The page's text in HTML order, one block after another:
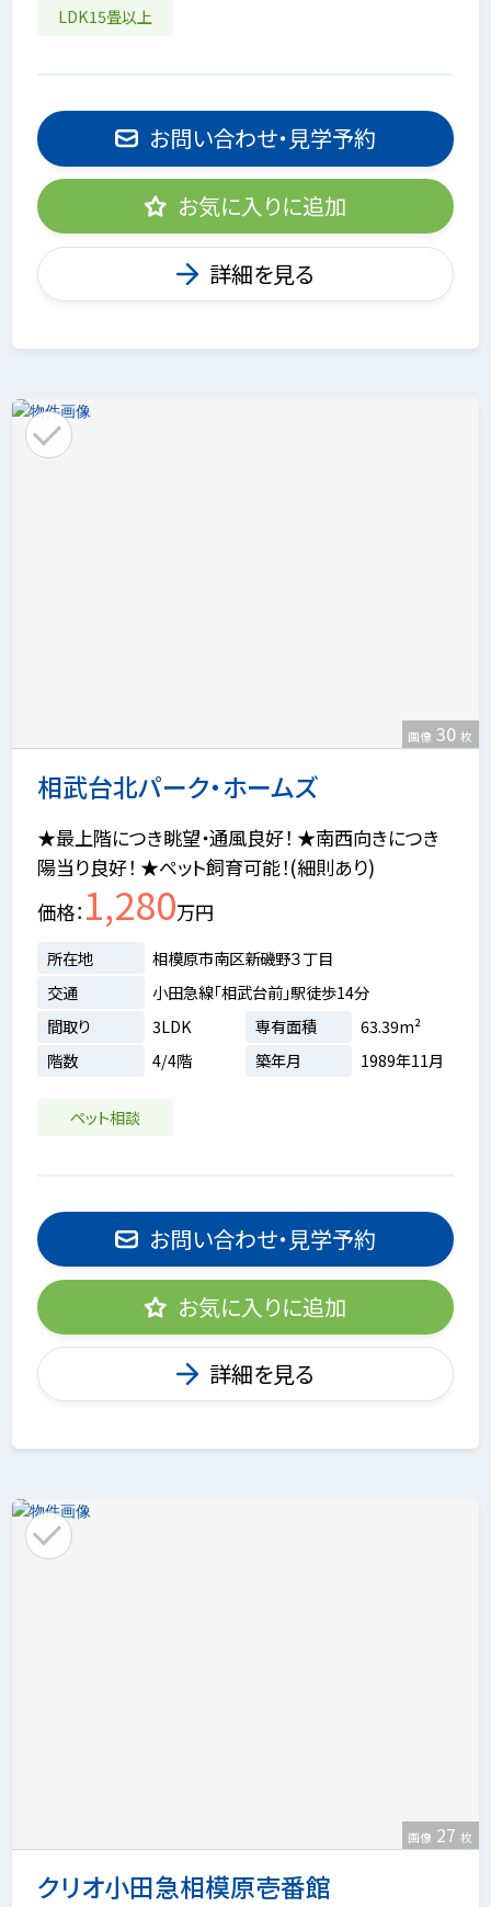
LDK15畳以上
お問い合わせ・見学予約
お気に入りに追加
詳細を見る
相武台北パーク・ホームズ
画像 30 枚
★最上階につき眺望・通風良好！ ★南西向きにつき
陽当り良好！ ★ペット飼育可能！(細則あり)
価格 1,280万円
所在地
相模原市南区新磯野３丁目
交通
小田急線「相武台前」駅徒歩14分
間取り
3LDK 専有面積
63.39m²
階数
4/4階 築年月 1989年11月
ペット相談
お問い合わせ・見学予約
お気に入りに追加
詳細を見る
クリオ小田急相模原壱番館
画像 27 枚